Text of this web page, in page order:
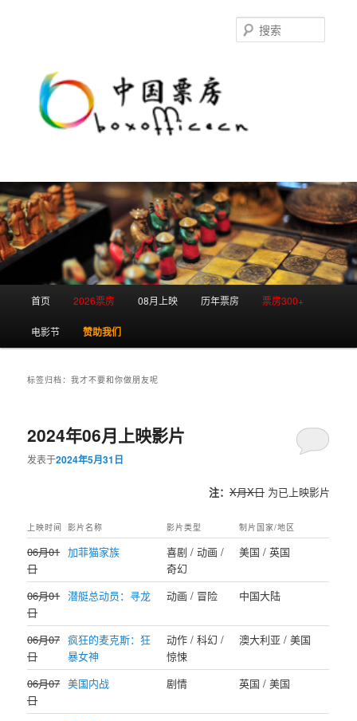
首页 2026票房 08月上映 历年票房 票房300+
电影节 赞助我们
标签归档：我才不要和你做朋友呢
2024年06月上映影片
发表于2024年5月31日
注： X月X日为已上映影片
上映时间 影片名称 影片类型 制片国家/地区
06月01
日
加菲猫家族
喜剧 / 动画 /
奇幻
美国 / 英国
06月01
日
潜艇总动员：寻龙 动画 / 冒险 中国大陆
06月07
日
疯狂的麦克斯：狂
暴女神
动作 / 科幻 /
惊悚
澳大利亚 / 美国
06月07
日
美国内战 剧情 英国 / 美国